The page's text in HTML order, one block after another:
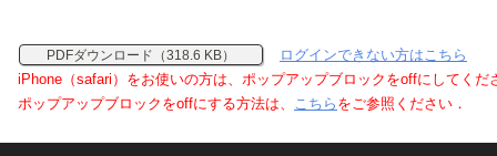
PDFダウンロード（318.6 KB）
ログインできない方はこちら
iPhone（safari）をお使いの方は、ポップアップブロックをoffにしてくだ
ポップアップブロックをoffにする方法は、 こちら をご参照ください．